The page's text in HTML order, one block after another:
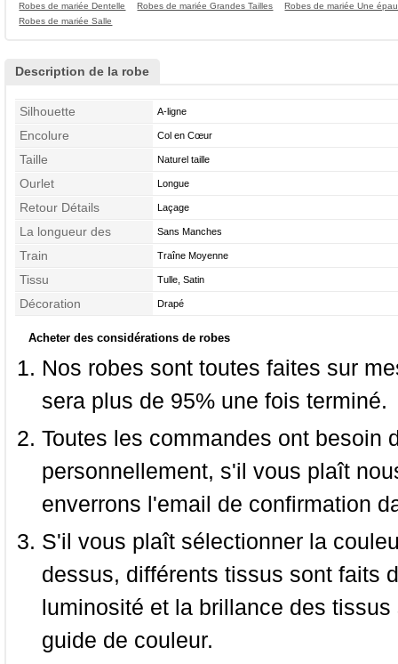
Robes de mariée Dentelle Robes de mariée Grandes Tailles
Robes de mariée Une
Robes de mariée Salle
Description de la robe
Silhouette A-ligne
Encolure Col en Cœur
Taille Naturel taille
Ourlet Longue
Retour Détails Laçage
La longueur des
manches
Sans Manches
Train Traîne Moyenne
Tissu Tulle, Satin
Décoration Drapé
Acheter des considérations de robes
Nos robes sont toutes faites sur
sera plus de 95% une fois terminé.
Toutes les commandes ont besoin
personnellement, s'il vous plaît
enverrons l'email de confirmation
S'il vous plaît sélectionner la
dessus, différents tissus sont faits
luminosité et la brillance des
guide de couleur.